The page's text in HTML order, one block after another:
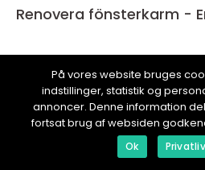
Renovera fönsterkarm -
På vores website bruges
indstillinger, statistik og
annoncer. Denne information
fortsat brug af websiden
Ok